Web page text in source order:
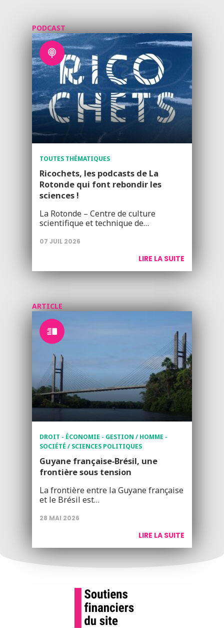
PODCAST
TOUTES THÉMATIQUES
Ricochets, les podcasts de La
Rotonde qui font rebondir les
sciences !
La Rotonde – Centre de culture
scientifique et technique de…
07 JUIL 2026
LIRE LA SUITE
ARTICLE
DROIT - ÉCONOMIE - GESTION / HOMME -
SOCIÉTÉ / SCIENCES POLITIQUES
Guyane française‑Brésil, une
frontière sous tension
La frontière entre la Guyane française
et le Brésil est…
28 MAI 2026
LIRE LA SUITE